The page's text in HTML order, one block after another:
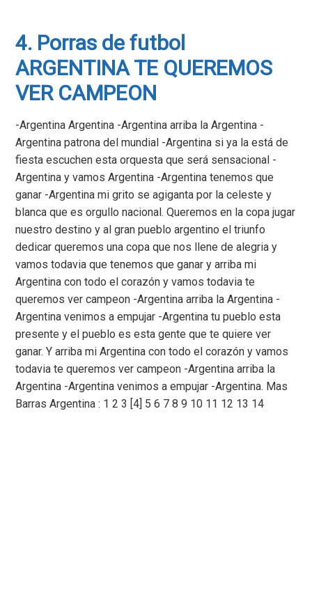
4. Porras de futbol
ARGENTINA TE QUEREMOS
VER CAMPEON
-Argentina Argentina -Argentina arriba la Argentina -
Argentina patrona del mundial -Argentina si ya la está de
fiesta escuchen esta orquesta que será sensacional -
Argentina y vamos Argentina -Argentina tenemos que
ganar -Argentina mi grito se agiganta por la celeste y
blanca que es orgullo nacional. Queremos en la copa jugar
nuestro destino y al gran pueblo argentino el triunfo
dedicar queremos una copa que nos llene de alegria y
vamos todavia que tenemos que ganar y arriba mi
Argentina con todo el corazón y vamos todavia te
queremos ver campeon -Argentina arriba la Argentina -
Argentina venimos a empujar -Argentina tu pueblo esta
presente y el pueblo es esta gente que te quiere ver
ganar. Y arriba mi Argentina con todo el corazón y vamos
todavia te queremos ver campeon -Argentina arriba la
Argentina -Argentina venimos a empujar -Argentina. Mas
Barras Argentina : 1 2 3 [4] 5 6 7 8 9 10 11 12 13 14